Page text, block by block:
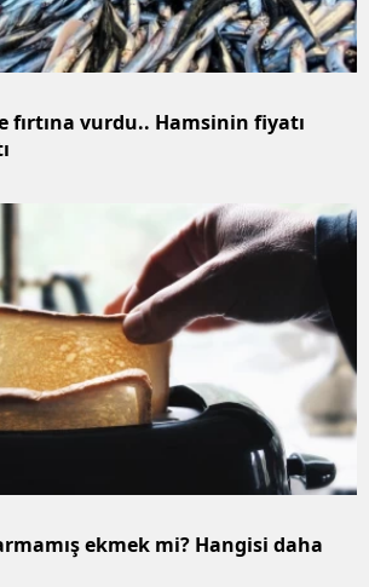
fırtına vurdu.. Hamsinin fiyatı
ekmek mi? Hangisi daha